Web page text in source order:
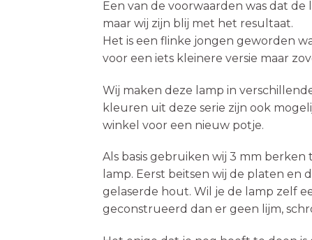
Een van de voorwaarden was dat
maar wij zijn blij met het resultaat.
Het is een flinke jongen geworden
voor een iets kleinere versie maar
Wij maken deze lamp in
kleuren uit deze serie zijn ook
winkel voor een nieuw potje.
Als basis gebruiken wij 3 mm
lamp. Eerst beitsen wij de platen en
gelaserde hout. Wil je de lamp zelf
geconstrueerd dan er geen lijm,